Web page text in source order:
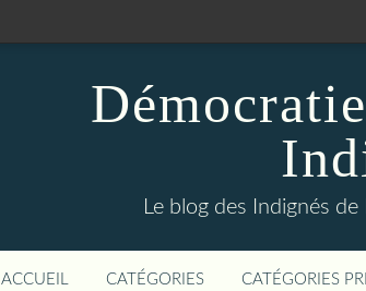
Le blog des Indignés
ACCUEIL CATÉGORIES CATÉGORIES